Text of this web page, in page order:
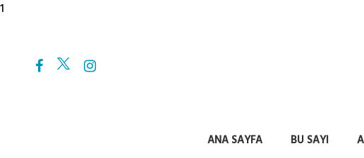
1
ANA SAYFA BU SAYI